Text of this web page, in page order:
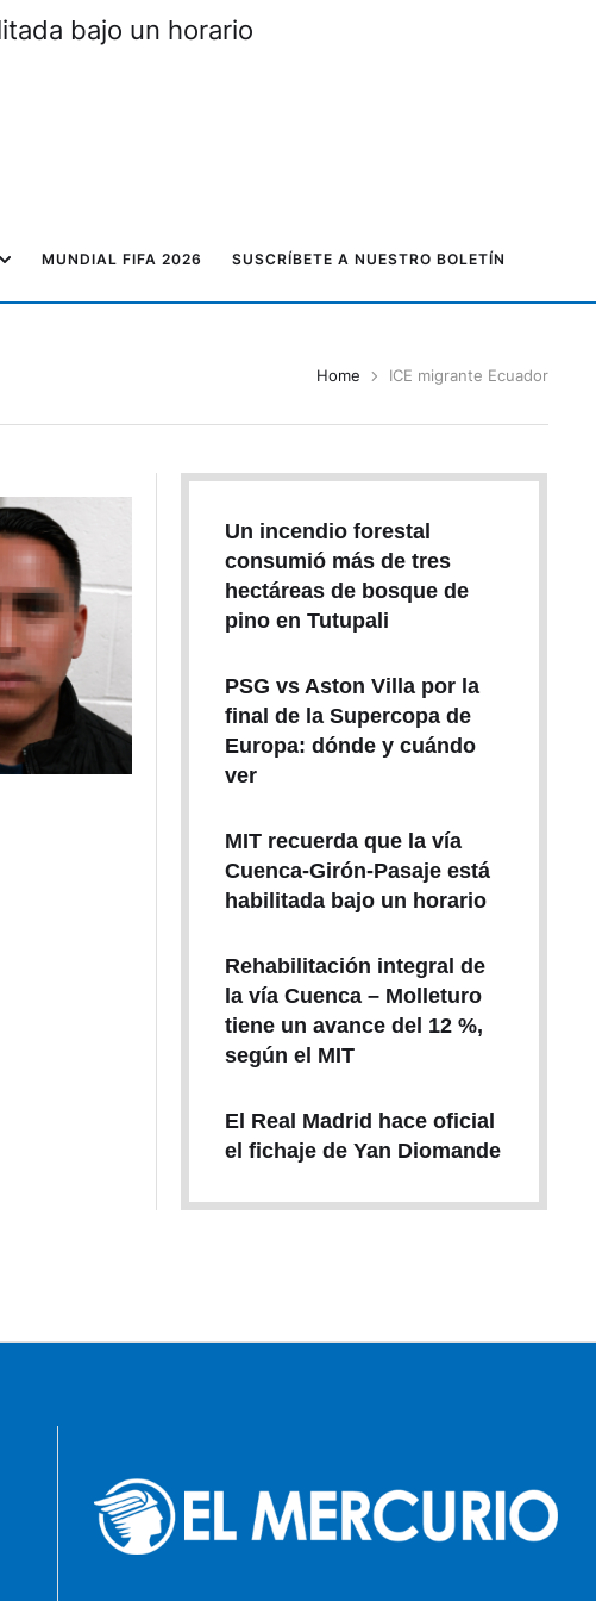
bajo un horario
MUNDIAL FIFA 2026 SUSCRÍBETE A NUESTRO BOLETÍN
Home ICE migrante Ecuador
Un incendio forestal
consumió más de tres
hectáreas de bosque de
pino en Tutupali
PSG vs Aston Villa por la
final de la Supercopa de
Europa: dónde y cuándo
ver
MIT recuerda que la vía
Cuenca-Girón-Pasaje está
habilitada bajo un horario
Rehabilitación integral de
la vía Cuenca – Molleturo
tiene un avance del 12 %,
según el MIT
El Real Madrid hace oficial
el fichaje de Yan Diomande